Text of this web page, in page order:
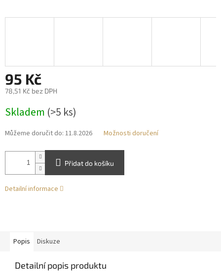
95 Kč
78,51 Kč bez DPH
cena:
Skladem (>5 ks)
Můžeme doručit do: 11.8.2026 Možnosti doručení
Přidat do košíku
Detailní informace
Popis Diskuze
Detailní popis produktu